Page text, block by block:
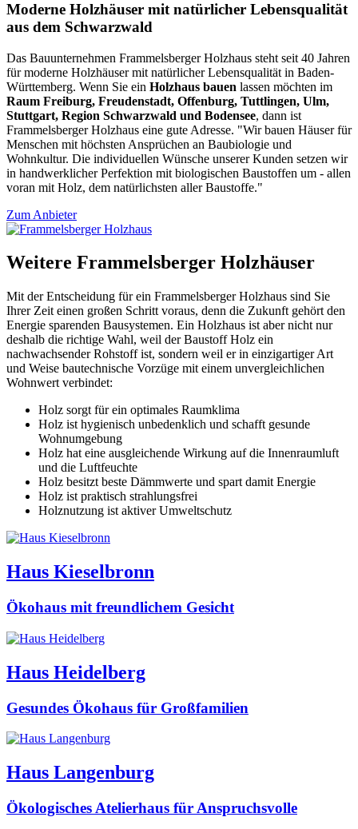
Moderne Holzhäuser mit natürlicher Lebensqualität
aus dem Schwarzwald
Das Bauunternehmen Frammelsberger Holzhaus steht seit 40 Jahren
für moderne Holzhäuser mit natürlicher Lebensqualität in Baden-
Württemberg. Wenn Sie ein Holzhaus bauen lassen möchten im
Raum Freiburg, Freudenstadt, Offenburg, Tuttlingen, Ulm,
Stuttgart, Region Schwarzwald und Bodensee, dann ist
Frammelsberger Holzhaus eine gute Adresse. "Wir bauen Häuser für
Menschen mit höchsten Ansprüchen an Baubiologie und
Wohnkultur. Die individuellen Wünsche unserer Kunden setzen wir
in handwerklicher Perfektion mit biologischen Baustoffen um - allen
voran mit Holz, dem natürlichsten aller Baustoffe."
Zum Anbieter
Weitere Frammelsberger Holzhäuser
Mit der Entscheidung für ein Frammelsberger Holzhaus sind Sie
Ihrer Zeit einen großen Schritt voraus, denn die Zukunft gehört den
Energie sparenden Bausystemen. Ein Holzhaus ist aber nicht nur
deshalb die richtige Wahl, weil der Baustoff Holz ein
nachwachsender Rohstoff ist, sondern weil er in einzigartiger Art
und Weise bautechnische Vorzüge mit einem unvergleichlichen
Wohnwert verbindet:
Holz sorgt für ein optimales Raumklima
Holz ist hygienisch unbedenklich und schafft gesunde
Wohnumgebung
Holz hat eine ausgleichende Wirkung auf die Innenraumluft
und die Luftfeuchte
Holz besitzt beste Dämmwerte und spart damit Energie
Holz ist praktisch strahlungsfrei
Holznutzung ist aktiver Umweltschutz
Haus Kieselbronn
Ökohaus mit freundlichem Gesicht
Haus Heidelberg
Gesundes Ökohaus für Großfamilien
Haus Langenburg
Ökologisches Atelierhaus für Anspruchsvolle